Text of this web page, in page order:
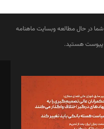
شما در حال مطالعه وبسایت ماهنامه
پیوست هستید.